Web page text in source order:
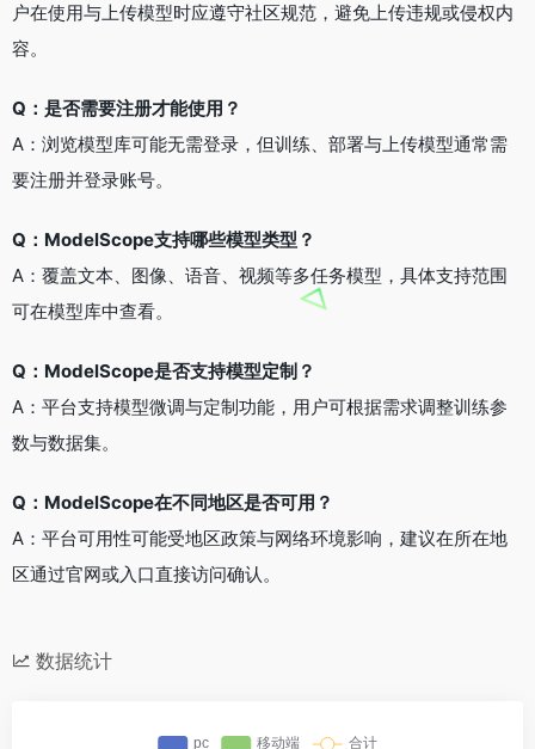
户在使用与上传模型时应遵守社区规范，避免上传违规或侵权内
容。
Q：是否需要注册才能使用？
A：浏览模型库可能无需登录，但训练、部署与上传模型通常需
要注册并登录账号。
Q：ModelScope支持哪些模型类型？
A：覆盖文本、图像、语音、视频等多任务模型，具体支持范围
可在模型库中查看。
Q：ModelScope是否支持模型定制？
A：平台支持模型微调与定制功能，用户可根据需求调整训练参
数与数据集。
Q：ModelScope在不同地区是否可用？
A：平台可用性可能受地区政策与网络环境影响，建议在所在地
区通过官网或入口直接访问确认。
数据统计